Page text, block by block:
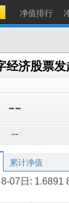
净值排行
经济股票
--
--
累计净值
07日: 1.6891